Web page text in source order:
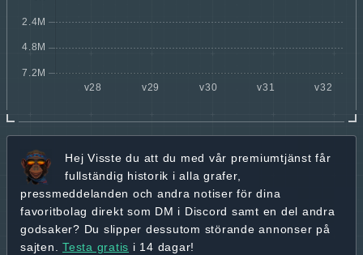
Hej Visste du att du med vår premiumtjänst får
fullständig historik i alla grafer,
pressmeddelanden och andra notiser för dina
favoritbolag direkt som DM i Discord samt en del andra
godsaker? Du slipper dessutom störande annonser på
sajten. Testa gratis i 14 dagar!